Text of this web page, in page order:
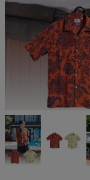
アウトレット
サイズから探す
レーベルから探す